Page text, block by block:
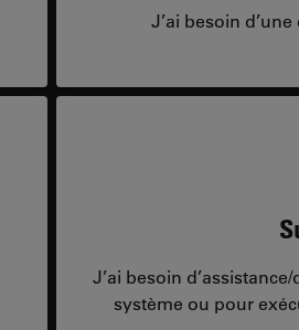
J’ai besoin
J’ai besoin
système ou pour